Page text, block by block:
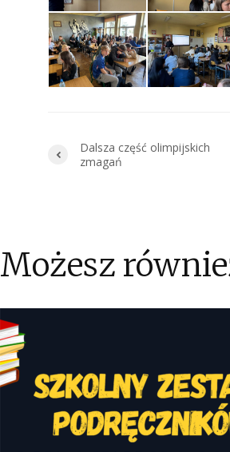
Dalsza część olimpijskich
zmagań
Możesz